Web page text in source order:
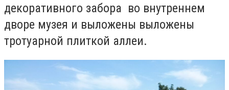
декоративного забора во внутреннем
дворе музея и выложены выложены
тротуарной плиткой аллеи.